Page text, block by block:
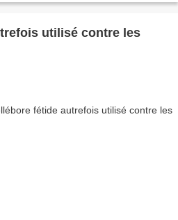
utilisé contre les